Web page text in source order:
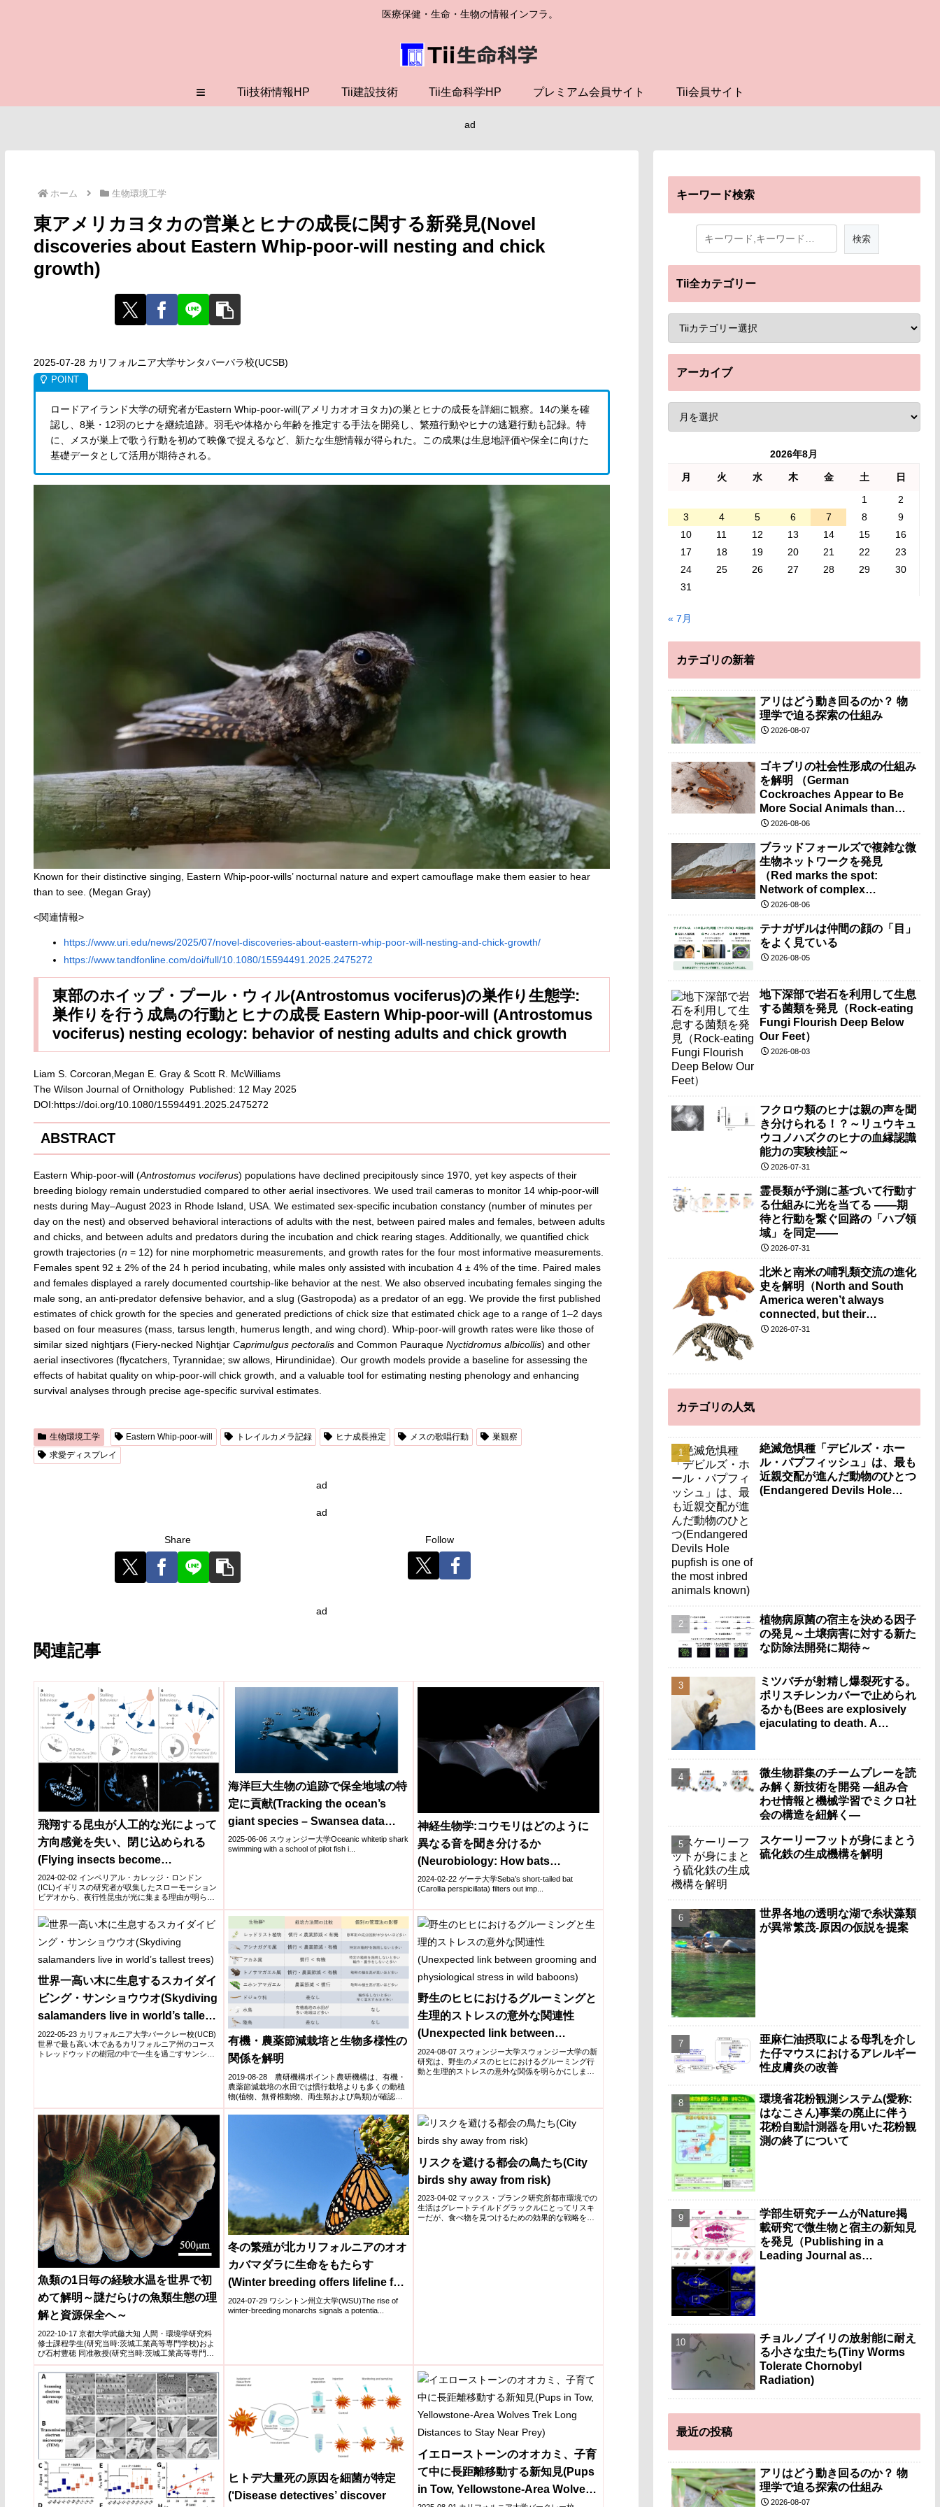
医療保健・生命・生物の情報インフラ。
≡ Tii技術情報HP Tii建設技術 Tii生命科学HP プレミアム会員サイト Tii会員サイト
ad
ホーム 生物環境工学
東アメリカヨタカの営巣とヒナの成長に関する新発見(Novel
discoveries about Eastern Whip-poor-will nesting and chick
growth)
2025-07-28 カリフォルニア大学サンタバーバラ校(UCSB)
ロードアイランド大学の研究者がEastern Whip-poor-will(アメリカオオヨタカ)の巣とヒナの成長を詳細に観察。14の巣を確
認し、8巣・12羽のヒナを継続追跡。羽毛や体格から年齢を推定する手法を開発し、繁殖行動やヒナの逃避行動も記録。特
に、メスが巣上で歌う行動を初めて映像で捉えるなど、新たな生態情報が得られた。この成果は生息地評価や保全に向けた
基礎データとして活用が期待される。
Known for their distinctive singing, Eastern Whip-poor-wills’ nocturnal nature and expert camouflage make them easier to hear
than to see. (Megan Gray)
<関連情報>
https://www.uri.edu/news/2025/07/novel-discoveries-about-eastern-whip-poor-will-nesting-and-chick-growth/
https://www.tandfonline.com/doi/full/10.1080/15594491.2025.2475272
東部のホイップ・プール・ウィル(Antrostomus vociferus)の巣作り生態学:
巣作りを行う成鳥の行動とヒナの成長 Eastern Whip-poor-will (Antrostomus
vociferus) nesting ecology: behavior of nesting adults and chick growth
Liam S. Corcoran,Megan E. Gray & Scott R. McWilliams
The Wilson Journal of Ornithology Published: 12 May 2025
DOI:https://doi.org/10.1080/15594491.2025.2475272
ABSTRACT
Eastern Whip-poor-will (Antrostomus vociferus) populations have declined precipitously since 1970, yet key aspects of their
breeding biology remain understudied compared to other aerial insectivores. We used trail cameras to monitor 14 whip-poor-will
nests during May–August 2023 in Rhode Island, USA. We estimated sex-specific incubation constancy (number of minutes per
day on the nest) and observed behavioral interactions of adults with the nest, between paired males and females, between adults
and chicks, and between adults and predators during the incubation and chick rearing stages. Additionally, we quantified chick
growth trajectories (n= 12) for nine morphometric measurements, and growth rates for the four most informative measurements.
Females spent 92 ± 2% of the 24 h period incubating, while males only assisted with incubation 4 ± 4% of the time. Paired males
and females displayed a rarely documented courtship-like behavior at the nest. We also observed incubating females singing the
male song, an anti-predator defensive behavior, and a slug (Gastropoda) as a predator of an egg. We provide the first published
estimates of chick growth for the species and generated predictions of chick size that estimated chick age to a range of 1–2 days
based on four measures (mass, tarsus length, humerus length, and wing chord). Whip-poor-will growth rates were like those of
similar sized nightjars (Fiery-necked Nightjar Caprimulgus pectoralisand Common Pauraque Nyctidromus albicollis) and other
aerial insectivores (flycatchers, Tyrannidae; sw allows, Hirundinidae). Our growth models provide a baseline for assessing the
effects of habitat quality on whip-poor-will chick growth, and a valuable tool for estimating nesting phenology and enhancing
survival analyses through precise age-specific survival estimates.
生物環境工学 Eastern Whip‑poor‑will トレイルカメラ記録 ヒナ成長推定 メスの歌唱行動
巣観察
求愛ディスプレイ
ad
ad
Share Follow
ad
関連記事
飛翔する昆虫が人工的な光によって
方向感覚を失い、閉じ込められる
(Flying insects become
disorientated and trapped by
artificial light)
2024-02-02 インペリアル・カレッジ・ロンドン
(ICL)イギリスの研究者が収集したスローモーション
ビデオから、夜行性昆虫が光に集まる理由が明らか
海洋巨大生物の追跡で保全地域の特
定に貢献(Tracking the ocean’s
giant species – Swansea data
used in global research to identify
key areas for conservation
2025-06-06 スウォンジー大学Oceanic whitetip shark
swimming with a school of pilot fish i...
神経生物学:コウモリはどのように
異なる音を聞き分けるか
(Neurobiology: How bats
distinguish different sounds)
2024-02-22 ゲーテ大学Seba’s short-tailed bat
(Carollia perspicillata) filters out imp...
世界一高い木に生息するスカイダイ
ビング・サンショウウオ(Skydiving
salamanders live in world’s tallest
trees)
2022-05-23 カリフォルニア大学バークレー校(UCB)
世界で最も高い木であるカリフォルニア州のコース
トレッドウッドの樹冠の中で一生を過ごすサンショ
有機・農薬節減栽培と生物多様性の
関係を解明
2019-08-28 農研機構ポイント農研機構は、有機・
農薬節減栽培の水田では慣行栽培よりも多くの動植
物(植物、無脊椎動物、両生類および鳥類)が確認で
きることを...
野生のヒヒにおけるグルーミングと
生理的ストレスの意外な関連性
(Unexpected link between
grooming and physiological
stress in wild baboons)
2024-08-07 スウォンジー大学スウォンジー大学の新
研究は、野生のメスのヒヒにおけるグルーミング行
動と生理的ストレスの意外な関係を明らかにしまし
魚類の1日毎の経験水温を世界で初
めて解明～謎だらけの魚類生態の理
解と資源保全へ～
2022-10-17 京都大学武藤大知 人間・環境学研究科
修士課程学生(研究当時:茨城工業高等専門学校)およ
び石村豊穂 同准教授(研究当時:茨城工業高等専門学
校...
冬の繁殖が北カリフォルニアのオオ
カバマダラに生命をもたらす
(Winter breeding offers lifeline for
monarch butterflies in Northern
California)
2024-07-29 ワシントン州立大学(WSU)The rise of
winter-breeding monarchs signals a potentia...
リスクを避ける都会の鳥たち(City
birds shy away from risk)
2023-04-02 マックス・プランク研究所都市環境での
生活はグレートテイルドグラックルにとってリスキ
ーだが、食べ物を見つけるための効果的な戦略を持
ヒトデ大量死の原因を細菌が特定
(‘Disease detectives’ discover
イエローストーンのオオカミ、子育
て中に長距離移動する新知見(Pups
in Tow, Yellowstone-Area Wolves
キーワード検索
Tii全カテゴリー
アーカイブ
2026年8月
月 火 水 木 金 土
日
1
2
3
4 5 6 7 8
9
10
11 12 13 14 15
16
17
18 19 20 21 22
23
24
25 26 27 28 29
30
31
« 7月
カテゴリの新着
アリはどう動き回るのか？ 物
理学で迫る探索の仕組み
2026-08-07
ゴキブリの社会性形成の仕組み
を解明 （German
Cockroaches Appear to Be
More Social Animals than
Previously Thought）
2026-08-06
ブラッドフォールズで複雑な微
生物ネットワークを発見
（Red marks the spot:
Network of complex
microbes discovered at
2026-08-06
テナガザルは仲間の顔の「目」
をよく見ている
2026-08-05
地下深部で岩石を利用して生息
する菌類を発見（Rock-eating
Fungi Flourish Deep Below
Our Feet）
2026-08-03
フクロウ類のヒナは親の声を聞
き分けられる！？～リュウキュ
ウコノハズクのヒナの血縁認識
能力の実験検証～
2026-07-31
霊長類が予測に基づいて行動す
る仕組みに光を当てる ――期
待と行動を繋ぐ回路の「ハブ領
域」を同定――
2026-07-31
北米と南米の哺乳類交流の進化
史を解明（North and South
America weren’t always
connected, but their
mammals still found a way to
2026-07-31
カテゴリの人気
絶滅危惧種「デビルズ・ホー
ル・パプフィッシュ」は、最も
近親交配が進んだ動物のひとつ
(Endangered Devils Hole
植物病原菌の宿主を決める因子
の発見～土壌病害に対する新た
な防除法開発に期待～
ミツバチが射精し爆裂死する。
ポリスチレンカバーで止められ
るかも(Bees are explosively
ejaculating to death. A
微生物群集のチームプレーを読
み解く新技術を開発 ―組み合
わせ情報と機械学習でミクロ社
会の構造を紐解く―
スケーリーフットが身にまとう
硫化鉄の生成機構を解明
世界各地の透明な湖で糸状藻類
が異常繁茂-原因の仮説を提案
亜麻仁油摂取による母乳を介し
た仔マウスにおけるアレルギー
性皮膚炎の改善
環境省花粉観測システム(愛称:
はなこさん)事業の廃止に伴う
花粉自動計測器を用いた花粉観
測の終了について
学部生研究チームがNature掲
載研究で微生物と宿主の新知見
を発見（Publishing in a
Leading Journal as
チョルノブイリの放射能に耐え
る小さな虫たち(Tiny Worms
Tolerate Chornobyl
Radiation)
最近の投稿
アリはどう動き回るのか？ 物
理学で迫る探索の仕組み
2026-08-07